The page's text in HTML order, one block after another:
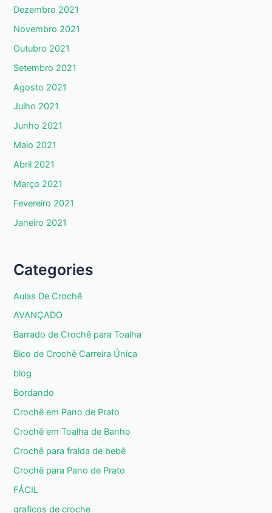
Dezembro 2021
Novembro 2021
Outubro 2021
Setembro 2021
Agosto 2021
Julho 2021
Junho 2021
Maio 2021
Abril 2021
Março 2021
Fevereiro 2021
Janeiro 2021
Categories
Aulas De Crochê
AVANÇADO
Barrado de Crochê para Toalha
Bico de Crochê Carreira Única
blog
Bordando
Crochê em Pano de Prato
Crochê em Toalha de Banho
Crochê para fralda de bebê
Crochê para Pano de Prato
FÁCIL
graficos de croche